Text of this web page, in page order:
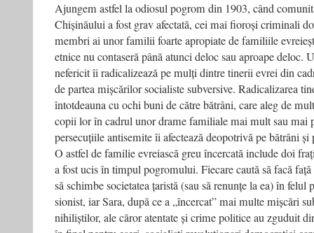
Ajungem astfel la odiosul pogrom din 1903, când
Chișinăului a fost grav afectată, cei mai fioroși criminali
membri ai unor familii foarte apropiate de familiile
etnice nu contaseră până atunci deloc sau aproape deloc.
nefericit îi radicalizează pe mulți dintre tinerii evrei din
de partea mișcărilor socialiste subversive. Radicalizarea
întotdeauna cu ochi buni de către bătrâni, care aleg de
copii lor în cadrul unor drame familiale mai mult sau mai
persecuțiile antisemite îi afectează deopotrivă pe bătrâni și
O astfel de familie evreiască greu încercată include doi
a fost ucis în timpul pogromului. Fiecare caută să facă
să schimbe societatea țaristă (sau să renunțe la ea) în
sionist, iar Sara, după ce a „încercat” mai multe mișcări
nihiliștilor, ale căror atentate și crime politice au zguduit